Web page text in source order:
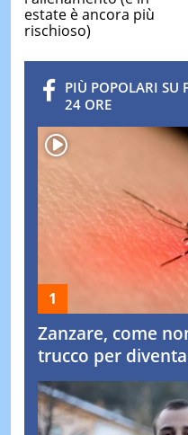
estate è ancora più
rischioso)
PIÙ POPOLARI SU
24 ORE
Zanzare, come
trucco per